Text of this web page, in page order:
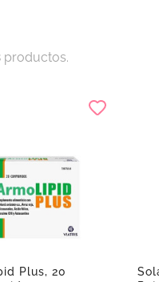
productos.
Plus, 20